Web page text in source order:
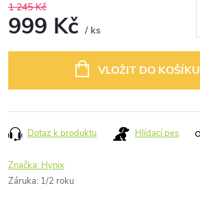
1 245 Kč
999 Kč / ks
VLOŽIT DO KOŠÍKU
Dotaz k produktu Hlídací pes
Značka: Hynix
Záruka: 1/2 roku